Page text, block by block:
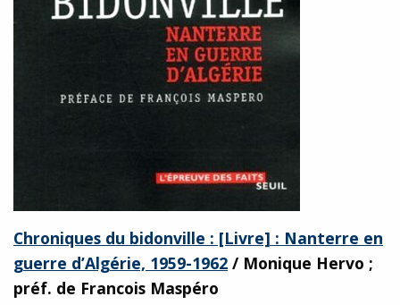
Chroniques du bidonville : [Livre] : Nanterre en
guerre d’Algérie, 1959-1962 / Monique Hervo ;
préf. de Francois Maspéro